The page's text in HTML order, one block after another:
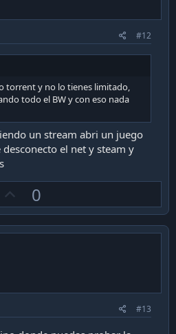
#12
torrent y no lo tienes limitado,
todo el BW y con eso nada
un stream abri un juego
el net y steam y
p
v
0
#13